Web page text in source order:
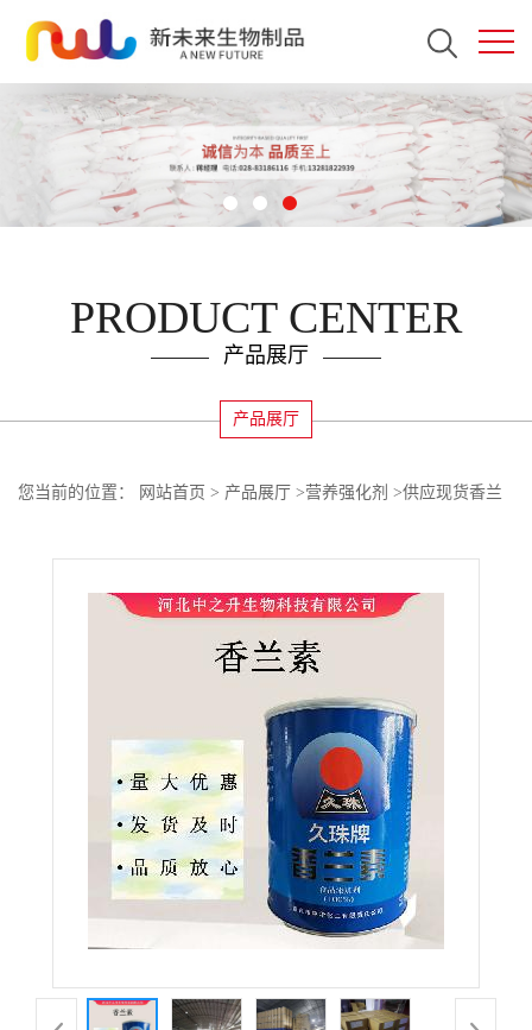
PRODUCT CENTER
产品展厅
产品展厅
您当前的位置： 网站首页 > 产品展厅 >营养强化剂 >供应现货香兰